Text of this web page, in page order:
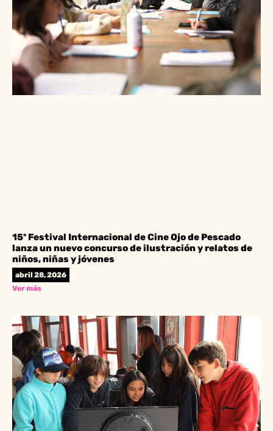
15º Festival Internacional de Cine Ojo de Pescado
lanza un nuevo concurso de ilustración y relatos de
niños, niñas y jóvenes
abril 28, 2026
Ver más